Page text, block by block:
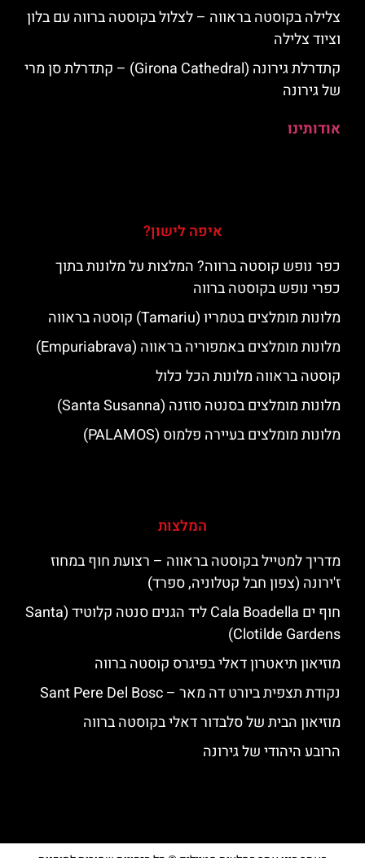
צלילה בקוסטה בראווה – לצלול בקוסטה ברווה עם בלון
וציוד צלילה
קתדרלת גירונה (Girona Cathedral) – קתדרלת סן מרי
של גירונה
אודותינו
איפה לישון?
כפר נופש קוסטה ברווה? המלצות על מלונות בתוך
כפרי נופש בקוסטה ברווה
מלונות מומלצים בטמריו (Tamariu) קוסטה בראווה
מלונות מומלצים באמפוריה בראווה (Empuriabrava)
קוסטה בראווה מלונות הכל כלול
מלונות מומלצים בסנטה סוזנה (Santa Susanna)
מלונות מומלצים בעיירה פלמוס (PALAMOS)
המלצות
מדריך למטייל בקוסטה בראווה – רצועת חוף במחוז
ז'ירונה (צפון חבל קטלוניה, ספרד)
חוף ים Cala Boadella ליד הגנים סנטה קלוטיד (Santa
Clotilde Gardens)
מוזיאון תיאטרון דאלי בפיגרס קוסטה ברווה
נקודת תצפית ביורט דה מאר – Sant Pere Del Bosc
מוזיאון הבית של סלבדור דאלי בקוסטה ברווה
הרובע היהודי של גירונה